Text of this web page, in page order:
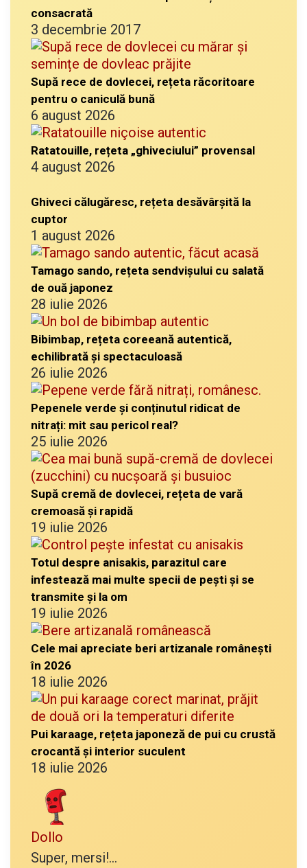
consacrată
3 decembrie 2017
Supă rece de dovlecei, rețeta răcoritoare
pentru o caniculă bună
6 august 2026
Ratatouille, rețeta „ghiveciului” provensal
4 august 2026
Ghiveci călugăresc, rețeta desăvârșită la
cuptor
1 august 2026
Tamago sando, rețeta sendvișului cu salată
de ouă japonez
28 iulie 2026
Bibimbap, rețeta coreeană autentică,
echilibrată și spectaculoasă
26 iulie 2026
Pepenele verde și conținutul ridicat de
nitrați: mit sau pericol real?
25 iulie 2026
Supă cremă de dovlecei, rețeta de vară
cremoasă și rapidă
19 iulie 2026
Totul despre anisakis, parazitul care
infestează mai multe specii de pești și se
transmite și la om
19 iulie 2026
Cele mai apreciate beri artizanale românești
în 2026
18 iulie 2026
Pui karaage, rețeta japoneză de pui cu crustă
crocantă și interior suculent
18 iulie 2026
Dollo
Super, mersi!...